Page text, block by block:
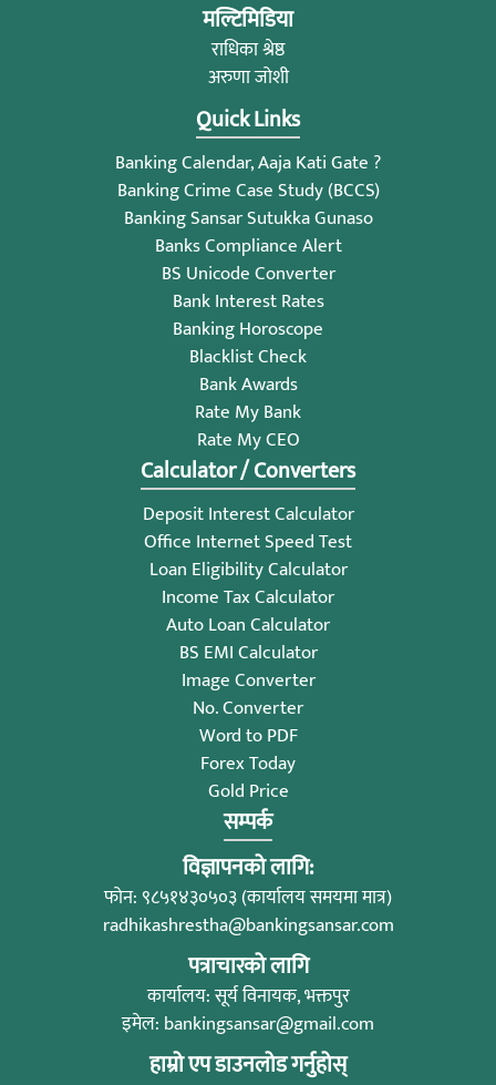
मल्टिमिडिया
राधिका श्रेष्ठ
अरुणा जोशी
Quick Links
Banking Calendar, Aaja Kati Gate ?
Banking Crime Case Study (BCCS)
Banking Sansar Sutukka Gunaso
Banks Compliance Alert
BS Unicode Converter
Bank Interest Rates
Banking Horoscope
Blacklist Check
Bank Awards
Rate My Bank
Rate My CEO
Calculator / Converters
Deposit Interest Calculator
Office Internet Speed Test
Loan Eligibility Calculator
Income Tax Calculator
Auto Loan Calculator
BS EMI Calculator
Image Converter
No. Converter
Word to PDF
Forex Today
Gold Price
सम्पर्क
विज्ञापनको लागि:
फोन: ९८५१४३०५०३ (कार्यालय समयमा मात्र)
radhikashrestha@bankingsansar.com
पत्राचारको लागि
कार्यालय: सूर्य विनायक, भक्तपुर
इमेल: bankingsansar@gmail.com
हाम्रो एप डाउनलोड गर्नुहोस्